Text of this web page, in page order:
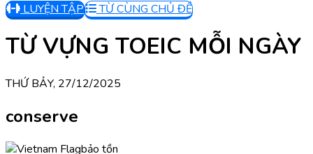
LUYỆN TẬP
TỪ CÙNG CHỦ ĐỀ
TỪ VỰNG TOEIC MỖI NGÀY
THỨ BẢY, 27/12/2025
conserve
bảo tồn